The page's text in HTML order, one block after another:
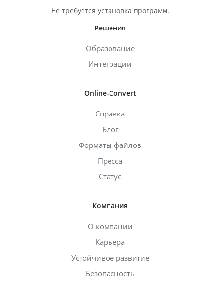
Не требуется установка программ.
Решения
Образование
Интеграции
Online-Convert
Справка
Блог
Форматы файлов
Пресса
Статус
Компания
О компании
Карьера
Устойчивое развитие
Безопасность